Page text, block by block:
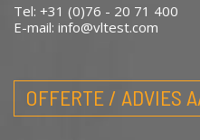
Tel: +31 (0)76 - 20 71 400
E-mail: info@vltest.com
OFFERTE / ADVIES